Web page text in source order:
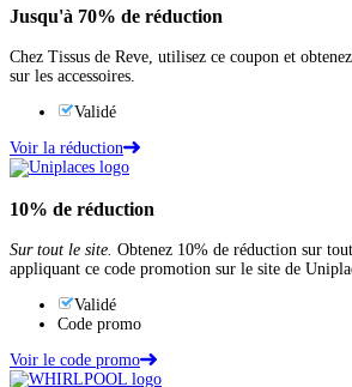
Jusqu'à 70% de réduction
Chez Tissus de Reve, utilisez ce coupon et
sur les accessoires.
Validé
Voir la réduction
10% de réduction
Sur tout le site. Obtenez 10% de réduction sur
appliquant ce code promotion sur le site de
Validé
Code promo
Voir le code promo